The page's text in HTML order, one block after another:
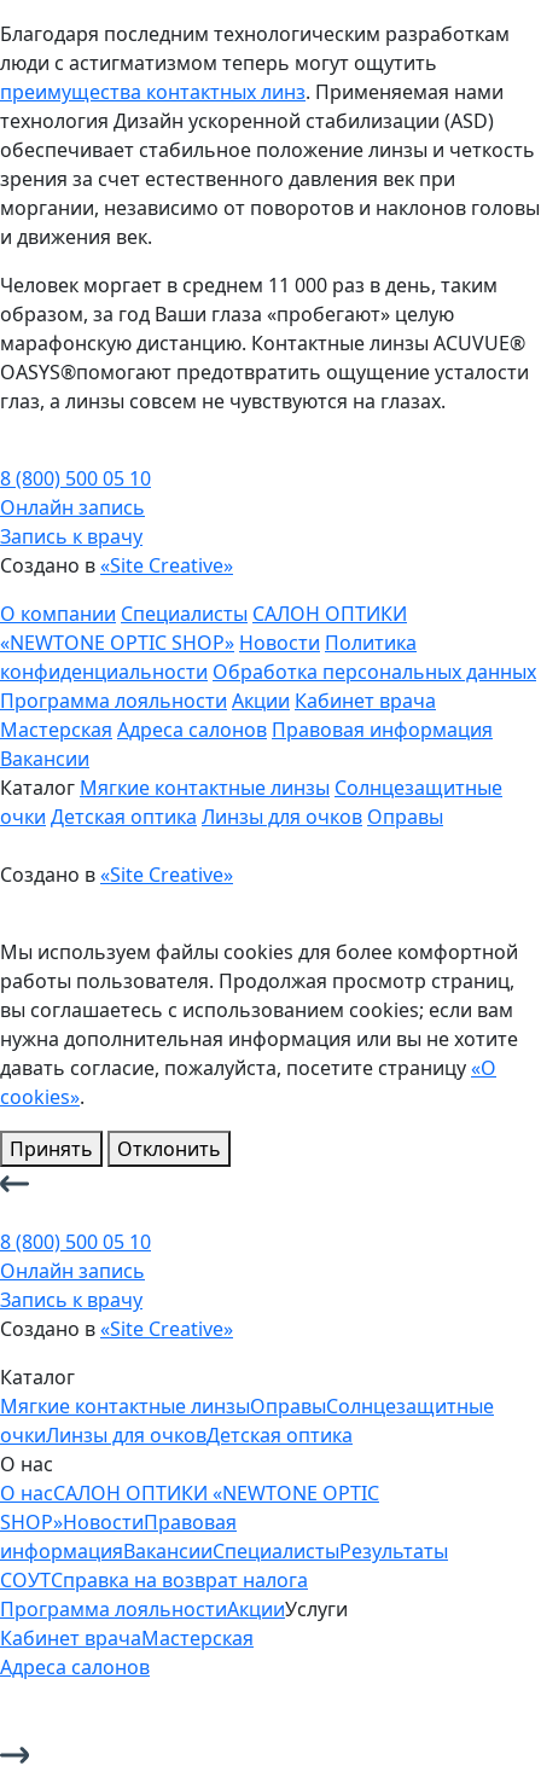
Благодаря последним технологическим разработкам
люди с астигматизмом теперь могут ощутить
преимущества контактных линз. Применяемая нами
технология Дизайн ускоренной стабилизации (ASD)
обеспечивает стабильное положение линзы и четкость
зрения за счет естественного давления век при
моргании, независимо от поворотов и наклонов головы
и движения век.
Человек моргает в среднем 11 000 раз в день, таким
образом, за год Ваши глаза «пробегают» целую
марафонскую дистанцию. Контактные линзы ACUVUE®
OASYS®помогают предотвратить ощущение усталости
глаз, а линзы совсем не чувствуются на глазах.
8 (800) 500 05 10
Онлайн запись
Запись к врачу
Создано в«Site Creative»
О компании Специалисты САЛОН ОПТИКИ
«NEWTONE OPTIC SHOP» Новости Политика
конфиденциальности Обработка персональных данных
Программа лояльности Акции Кабинет врача
Мастерская Адреса салонов Правовая информация
Вакансии
Каталог Мягкие контактные линзы Солнцезащитные
очки Детская оптика Линзы для очков Оправы
Создано в«Site Creative»
Мы используем файлы cookies для более комфортной
работы пользователя. Продолжая просмотр страниц,
вы соглашаетесь с использованием cookies; если вам
нужна дополнительная информация или вы не хотите
давать согласие, пожалуйста, посетите страницу«О
cookies».
Принять
Отклонить
8 (800) 500 05 10
Онлайн запись
Запись к врачу
Создано в«Site Creative»
Каталог
Мягкие контактные линзыОправыСолнцезащитные
очкиЛинзы для очковДетская оптика
О нас
О насСАЛОН ОПТИКИ «NEWTONE OPTIC
SHOP»НовостиПравовая
информацияВакансииСпециалистыРезультаты
СОУТСправка на возврат налога
Программа лояльностиАкцииУслуги
Кабинет врачаМастерская
Адреса салонов